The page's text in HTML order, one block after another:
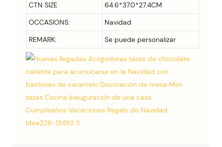
CTN SIZE
64.6*37.0*27.4CM
OCCASIONS:
Navidad
REMARK:
Se puede personalizar